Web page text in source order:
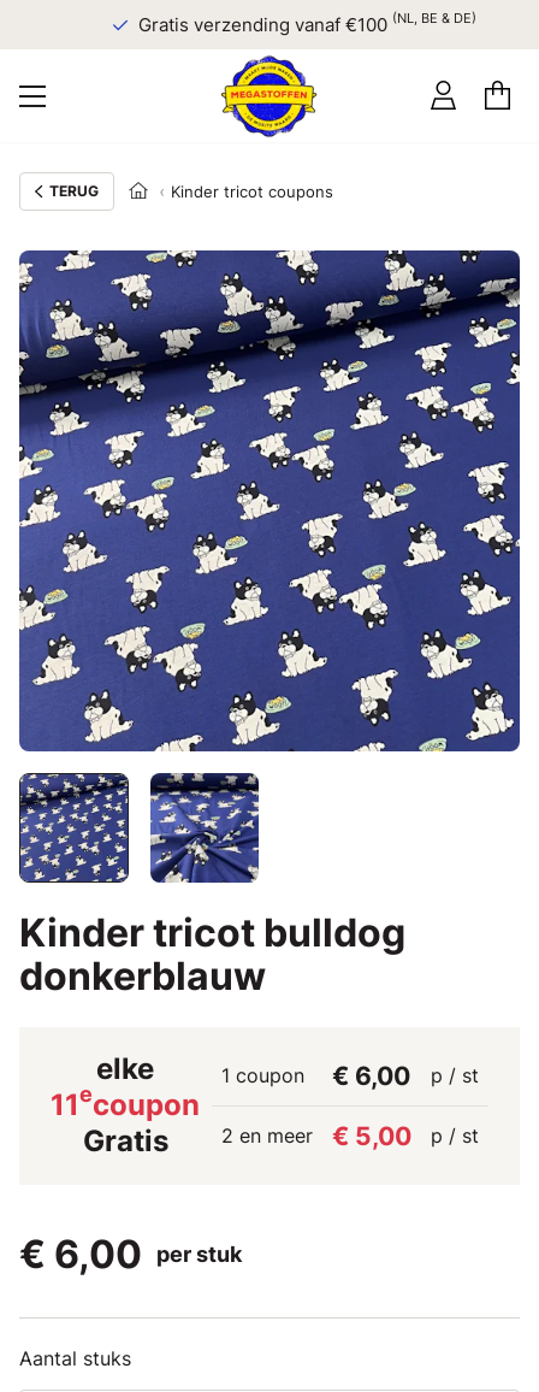
Gratis verzending vanaf €100(NL, BE & DE)
TERUG Kinder tricot coupons
Kinder tricot bulldog
donkerblauw
elke
11ecoupon
Gratis
1 coupon € 6,00 p / st
2 en meer € 5,00 p / st
€ 6,00 per stuk
Aantal stuks